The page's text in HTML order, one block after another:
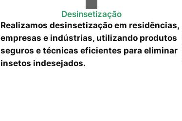
Desinsetização
Realizamos desinsetização em residências,
empresas e indústrias, utilizando produtos
seguros e técnicas eficientes para eliminar
insetos indesejados.